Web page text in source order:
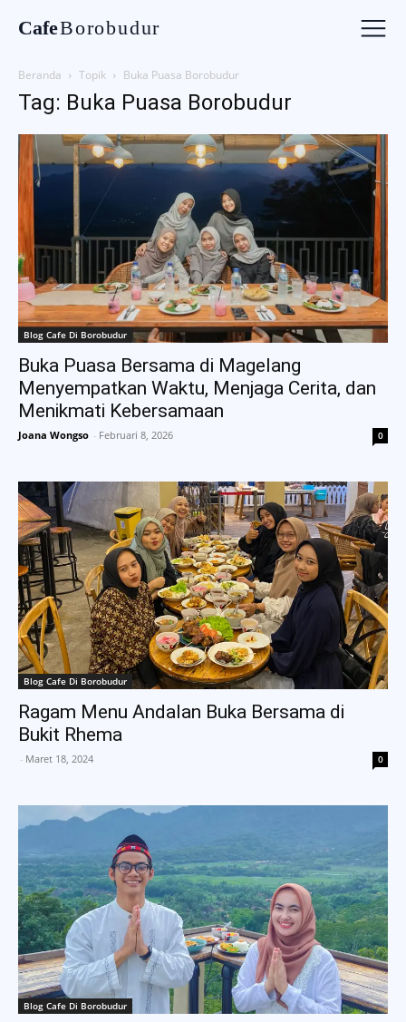
CafeBorobudur
Beranda Topik Buka Puasa Borobudur
Tag: Buka Puasa Borobudur
Blog Cafe Di Borobudur
Buka Puasa Bersama di Magelang
Menyempatkan Waktu, Menjaga Cerita, dan
Menikmati Kebersamaan
Joana Wongso - Februari 8, 2026 0
Blog Cafe Di Borobudur
Ragam Menu Andalan Buka Bersama di
Bukit Rhema
- Maret 18, 2024 0
Blog Cafe Di Borobudur